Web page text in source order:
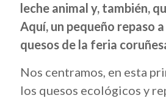
leche animal y, también,
Aquí, un pequeño repaso
quesos de la feria
Nos centramos, en esta
los quesos ecológicos y